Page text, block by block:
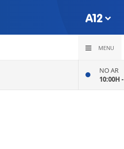
MENU
NO AR
10:00H -